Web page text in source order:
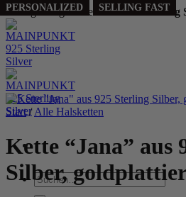
Handgefertigt aus echtem925 Sterling
Zum
Inhalt
springen
Suchen
nach:
Start / Alle Halsketten
Kette “Jana” aus
Silber,
SELLING FAST
PERSONALIZED SELLING FAST
PERSONALIZED SELLING FAST